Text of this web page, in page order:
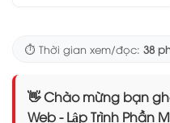
⏱️ Thời gian xem/đọc: 38
👋 Chào mừng bạn
Web - Lập Trình Phần